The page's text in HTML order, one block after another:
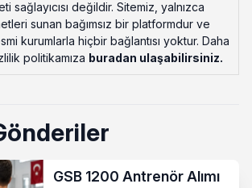
sağlayıcısı değildir. Sitemiz, yalnızca
sunan bağımsız bir platformdur ve
kurumlarla hiçbir bağlantısı yoktur. Daha
politikamıza buradan ulaşabilirsiniz.
GSB 1200 Antrenör Alımı